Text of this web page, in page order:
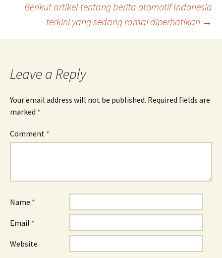
navigation
Berikut artikel tentang berita otomotif Indonesia
terkini yang sedang ramai diperhatikan →
Leave a Reply
Your email address will not be published. Required fields are
marked *
Comment *
Name *
Email *
Website